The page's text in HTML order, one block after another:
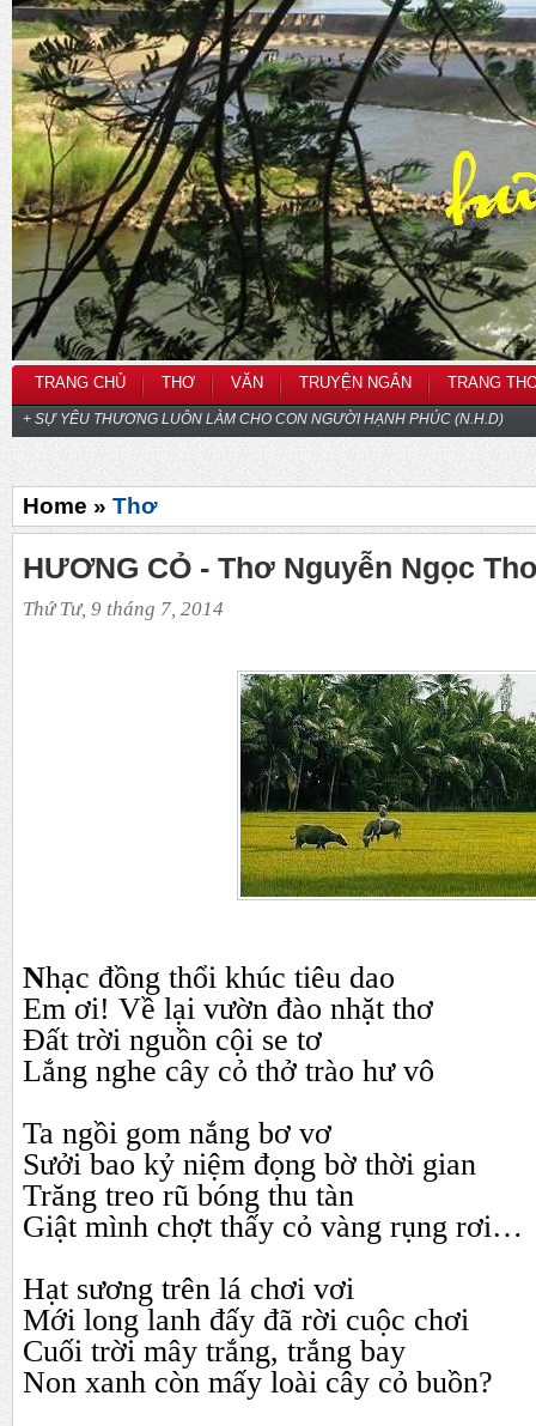
TRANG CHỦ THƠ VĂN TRUYỆN NGẮN TRANG
+ SỰ YÊU THƯƠNG LUÔN LÀM CHO CON NGƯỜI HẠNH PHÚC (N.H.D)
Home » Thơ
HƯƠNG CỎ - Thơ Nguyễn Ngọc
Thứ Tư, 9 tháng 7, 2014
Nhạc đồng thổi khúc tiêu dao
Em ơi! Về lại vườn đào nhặt thơ
Đất trời nguồn cội se tơ
Lắng nghe cây cỏ thở trào hư vô
Ta ngồi gom nắng bơ vơ
Sưởi bao kỷ niệm đọng bờ thời gian
Trăng treo rũ bóng thu tàn
Giật mình chợt thấy cỏ vàng rụng rơi…
Hạt sương trên lá chơi vơi
Mới long lanh đấy đã rời cuộc chơi
Cuối trời mây trắng, trắng bay
Non xanh còn mấy loài cây cỏ buồn?